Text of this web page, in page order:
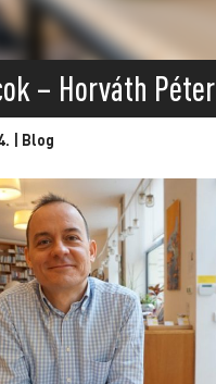
– Horváth Péter
| Blog